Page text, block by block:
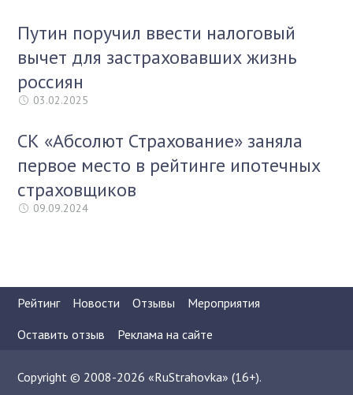
Путин поручил ввести налоговый
вычет для застраховавших жизнь
россиян
03.02.2025
СК «Абсолют Страхование» заняла
первое место в рейтинге ипотечных
страховщиков
09.09.2024
Рейтинг Новости Отзывы
Мероприятия
Оставить отзыв
Реклама на сайте
Copyright © 2008-2026 «RuStrahovka» (16+).